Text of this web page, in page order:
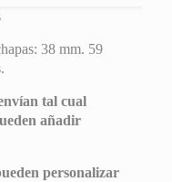
38 mm. 59
tal cual
añadir
personalizar